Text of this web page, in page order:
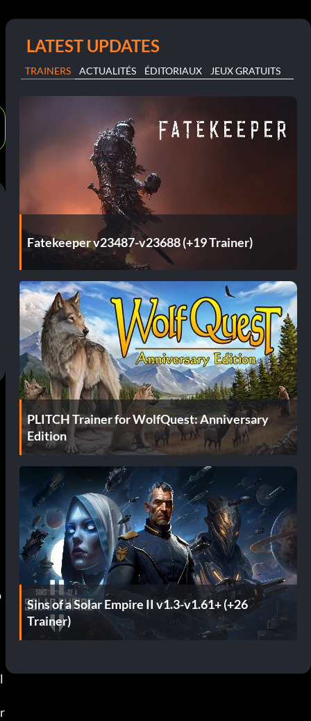
LATEST UPDATES
TRAINERS ACTUALITÉS ÉDITORIAUX JEUX GRATUITS
Fatekeeper v23487-v23688 (+19 Trainer)
PLITCH Trainer for WolfQuest: Anniversary
Edition
Sins of a Solar Empire II v1.3-v1.61+ (+26
Trainer)